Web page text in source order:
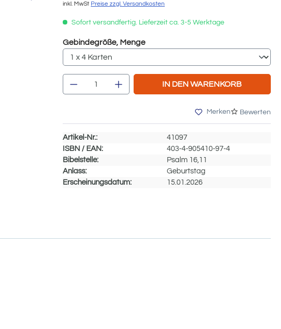
inkl. MwSt Preise zzgl. Versandkosten
Sofort versandfertig. Lieferzeit ca. 3-5 Werktage
Gebindegröße, Mengeauswählen
Produkt Anzahl: Gib den gewünschten
IN DEN WARENKORB
Merken Bewerten
Artikel-Nr.:
41097
ISBN / EAN:
403-4-905410-97-4
Bibelstelle:
Psalm 16,11
Anlass:
Geburtstag
Erscheinungsdatum:
15.01.2026